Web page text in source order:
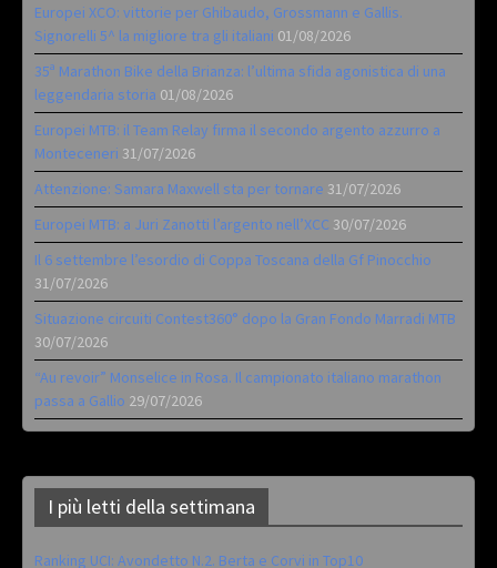
Europei XCO: vittorie per Ghibaudo, Grossmann e Gallis.
Signorelli 5^ la migliore tra gli italiani 01/08/2026
35ª Marathon Bike della Brianza: l’ultima sfida agonistica di una
leggendaria storia 01/08/2026
Europei MTB: il Team Relay firma il secondo argento azzurro a
Monteceneri 31/07/2026
Attenzione: Samara Maxwell sta per tornare 31/07/2026
Europei MTB: a Juri Zanotti l’argento nell’XCC 30/07/2026
Il 6 settembre l’esordio di Coppa Toscana della Gf Pinocchio
31/07/2026
Situazione circuiti Contest360° dopo la Gran Fondo Marradi MTB
30/07/2026
“Au revoir” Monselice in Rosa. Il campionato italiano marathon
passa a Gallio 29/07/2026
I più letti della settimana
Ranking UCI: Avondetto N.2. Berta e Corvi in Top10